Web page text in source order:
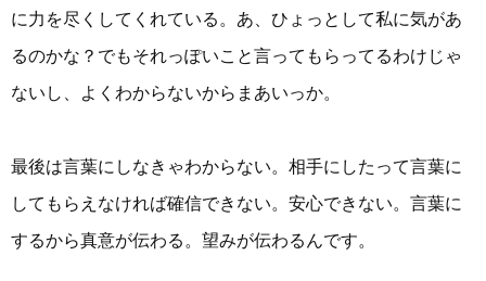
に力を尽くしてくれている。あ、ひょっとして私に気があ
るのかな？でもそれっぽいこと言ってもらってるわけじゃ
ないし、よくわからないからまあいっか。
最後は言葉にしなきゃわからない。相手にしたって言葉に
してもらえなければ確信できない。安心できない。言葉に
するから真意が伝わる。望みが伝わるんです。